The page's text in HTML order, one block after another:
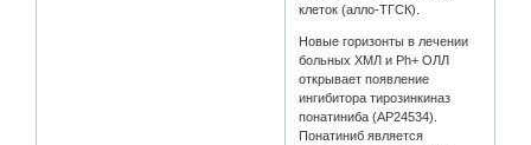
клеток (алло-ТГСК).
Новые горизонты в лечении
больных ХМЛ и Ph+ ОЛЛ
открывает появление
ингибитора тирозинкиназ
понатиниба (AP24534).
Понатиниб является